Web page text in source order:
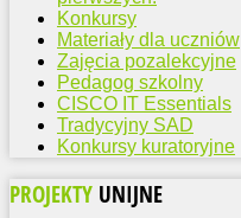
Konkursy
Materiały dla uczniów
Zajęcia pozalekcyjne
Pedagog szkolny
CISCO IT Essentials
Tradycyjny SAD
Konkursy kuratoryjne
PROJEKTY UNIJNE